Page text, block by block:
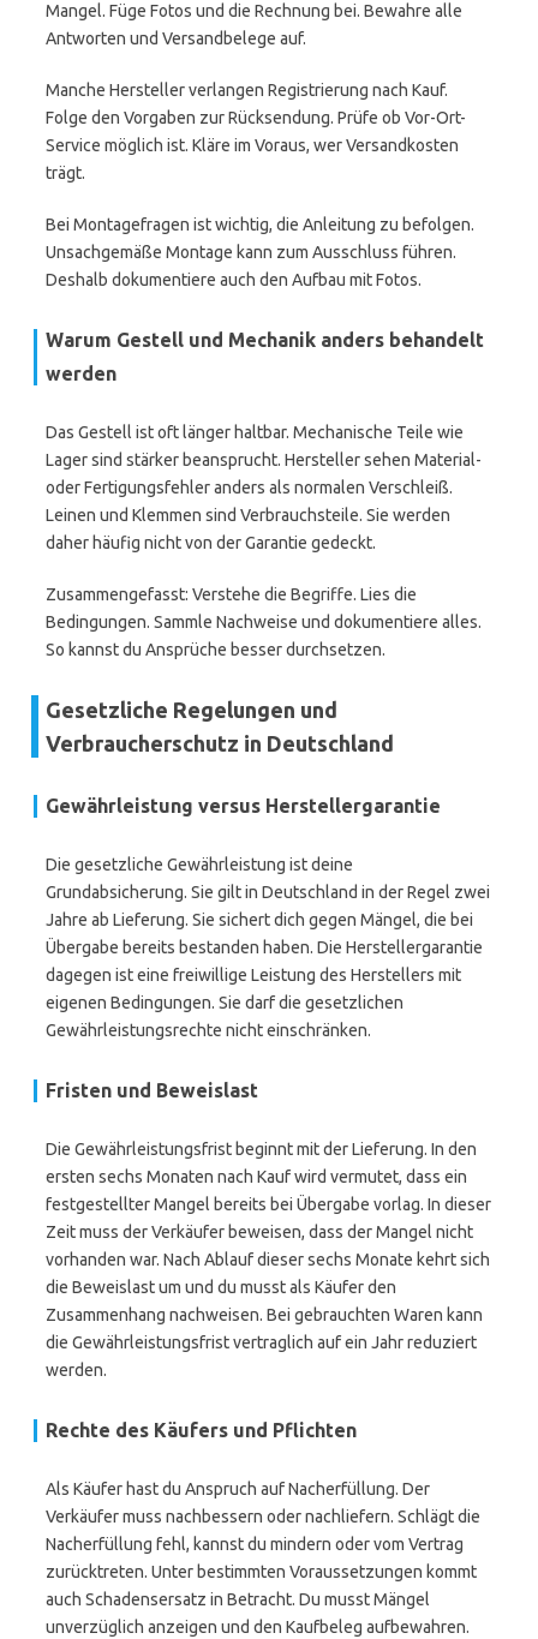
Mangel. Füge Fotos und die Rechnung bei. Bewahre alle
Antworten und Versandbelege auf.
Manche Hersteller verlangen Registrierung nach Kauf.
Folge den Vorgaben zur Rücksendung. Prüfe ob Vor-Ort-
Service möglich ist. Kläre im Voraus, wer Versandkosten
trägt.
Bei Montagefragen ist wichtig, die Anleitung zu befolgen.
Unsachgemäße Montage kann zum Ausschluss führen.
Deshalb dokumentiere auch den Aufbau mit Fotos.
Warum Gestell und Mechanik anders behandelt
werden
Das Gestell ist oft länger haltbar. Mechanische Teile wie
Lager sind stärker beansprucht. Hersteller sehen Material-
oder Fertigungsfehler anders als normalen Verschleiß.
Leinen und Klemmen sind Verbrauchsteile. Sie werden
daher häufig nicht von der Garantie gedeckt.
Zusammengefasst: Verstehe die Begriffe. Lies die
Bedingungen. Sammle Nachweise und dokumentiere alles.
So kannst du Ansprüche besser durchsetzen.
Gesetzliche Regelungen und
Verbraucherschutz in Deutschland
Gewährleistung versus Herstellergarantie
Die gesetzliche Gewährleistung ist deine
Grundabsicherung. Sie gilt in Deutschland in der Regel zwei
Jahre ab Lieferung. Sie sichert dich gegen Mängel, die bei
Übergabe bereits bestanden haben. Die Herstellergarantie
dagegen ist eine freiwillige Leistung des Herstellers mit
eigenen Bedingungen. Sie darf die gesetzlichen
Gewährleistungsrechte nicht einschränken.
Fristen und Beweislast
Die Gewährleistungsfrist beginnt mit der Lieferung. In den
ersten sechs Monaten nach Kauf wird vermutet, dass ein
festgestellter Mangel bereits bei Übergabe vorlag. In dieser
Zeit muss der Verkäufer beweisen, dass der Mangel nicht
vorhanden war. Nach Ablauf dieser sechs Monate kehrt sich
die Beweislast um und du musst als Käufer den
Zusammenhang nachweisen. Bei gebrauchten Waren kann
die Gewährleistungsfrist vertraglich auf ein Jahr reduziert
werden.
Rechte des Käufers und Pflichten
Als Käufer hast du Anspruch auf Nacherfüllung. Der
Verkäufer muss nachbessern oder nachliefern. Schlägt die
Nacherfüllung fehl, kannst du mindern oder vom Vertrag
zurücktreten. Unter bestimmten Voraussetzungen kommt
auch Schadensersatz in Betracht. Du musst Mängel
unverzüglich anzeigen und den Kaufbeleg aufbewahren.